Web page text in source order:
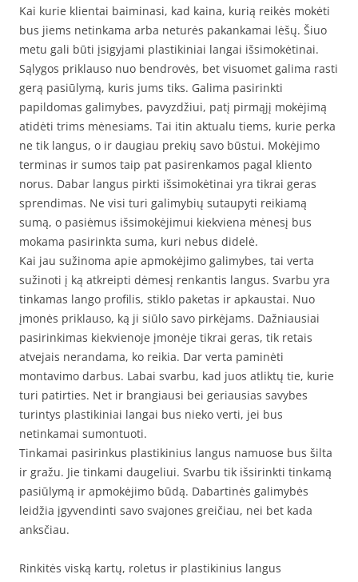
Kai kurie klientai baiminasi, kad kaina, kurią reikės mokėti
bus jiems netinkama arba neturės pakankamai lėšų. Šiuo
metu gali būti įsigyjami plastikiniai langai išsimokėtinai.
Sąlygos priklauso nuo bendrovės, bet visuomet galima rasti
gerą pasiūlymą, kuris jums tiks. Galima pasirinkti
papildomas galimybes, pavyzdžiui, patį pirmąjį mokėjimą
atidėti trims mėnesiams. Tai itin aktualu tiems, kurie perka
ne tik langus, o ir daugiau prekių savo būstui. Mokėjimo
terminas ir sumos taip pat pasirenkamos pagal kliento
norus. Dabar langus pirkti išsimokėtinai yra tikrai geras
sprendimas. Ne visi turi galimybių sutaupyti reikiamą
sumą, o pasiėmus išsimokėjimui kiekviena mėnesį bus
mokama pasirinkta suma, kuri nebus didelė.
Kai jau sužinoma apie apmokėjimo galimybes, tai verta
sužinoti į ką atkreipti dėmesį renkantis langus. Svarbu yra
tinkamas lango profilis, stiklo paketas ir apkaustai. Nuo
įmonės priklauso, ką ji siūlo savo pirkėjams. Dažniausiai
pasirinkimas kiekvienoje įmonėje tikrai geras, tik retais
atvejais nerandama, ko reikia. Dar verta paminėti
montavimo darbus. Labai svarbu, kad juos atliktų tie, kurie
turi patirties. Net ir brangiausi bei geriausias savybes
turintys plastikiniai langai bus nieko verti, jei bus
netinkamai sumontuoti.
Tinkamai pasirinkus plastikinius langus namuose bus šilta
ir gražu. Jie tinkami daugeliui. Svarbu tik išsirinkti tinkamą
pasiūlymą ir apmokėjimo būdą. Dabartinės galimybės
leidžia įgyvendinti savo svajones greičiau, nei bet kada
anksčiau.
Rinkitės viską kartų, roletus ir plastikinius langus